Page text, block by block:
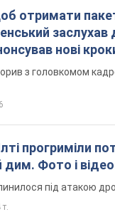
отримати
заслухав
нові
з головкомом
прогриміли
дим. Фото і відео
під атакою
т.